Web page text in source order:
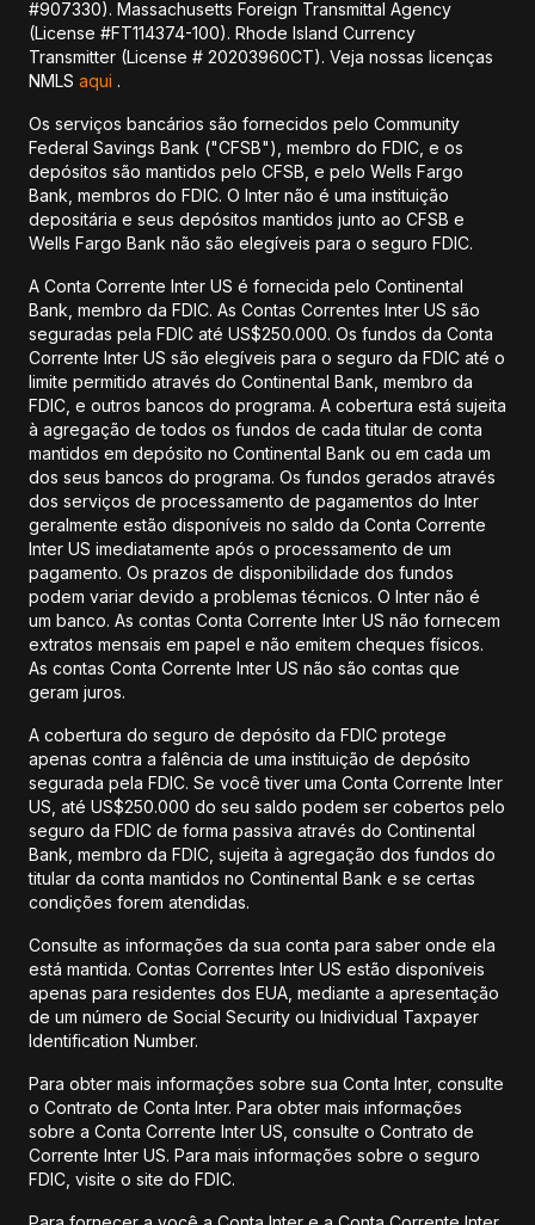
#907330). Massachusetts Foreign Transmittal Agency
(License #FT114374-100). Rhode Island Currency
Transmitter (License # 20203960CT). Veja nossas licenças
NMLS aqui .
Os serviços bancários são fornecidos pelo Community
Federal Savings Bank ("CFSB"), membro do FDIC, e os
depósitos são mantidos pelo CFSB, e pelo Wells Fargo
Bank, membros do FDIC. O Inter não é uma instituição
depositária e seus depósitos mantidos junto ao CFSB e
Wells Fargo Bank não são elegíveis para o seguro FDIC.
A Conta Corrente Inter US é fornecida pelo Continental
Bank, membro da FDIC. As Contas Correntes Inter US são
seguradas pela FDIC até US$250.000. Os fundos da Conta
Corrente Inter US são elegíveis para o seguro da FDIC até o
limite permitido através do Continental Bank, membro da
FDIC, e outros bancos do programa. A cobertura está sujeita
à agregação de todos os fundos de cada titular de conta
mantidos em depósito no Continental Bank ou em cada um
dos seus bancos do programa. Os fundos gerados através
dos serviços de processamento de pagamentos do Inter
geralmente estão disponíveis no saldo da Conta Corrente
Inter US imediatamente após o processamento de um
pagamento. Os prazos de disponibilidade dos fundos
podem variar devido a problemas técnicos. O Inter não é
um banco. As contas Conta Corrente Inter US não fornecem
extratos mensais em papel e não emitem cheques físicos.
As contas Conta Corrente Inter US não são contas que
geram juros.
A cobertura do seguro de depósito da FDIC protege
apenas contra a falência de uma instituição de depósito
segurada pela FDIC. Se você tiver uma Conta Corrente Inter
US, até US$250.000 do seu saldo podem ser cobertos pelo
seguro da FDIC de forma passiva através do Continental
Bank, membro da FDIC, sujeita à agregação dos fundos do
titular da conta mantidos no Continental Bank e se certas
condições forem atendidas.
Consulte as informações da sua conta para saber onde ela
está mantida. Contas Correntes Inter US estão disponíveis
apenas para residentes dos EUA, mediante a apresentação
de um número de Social Security ou Inidividual Taxpayer
Identification Number.
Para obter mais informações sobre sua Conta Inter, consulte
o Contrato de Conta Inter. Para obter mais informações
sobre a Conta Corrente Inter US, consulte o Contrato de
Corrente Inter US. Para mais informações sobre o seguro
FDIC, visite o site do FDIC.